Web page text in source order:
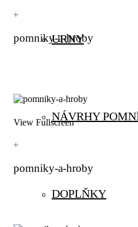
URNY
NÁVRHY
DOPLŇKY
pomniky-a-hroby
View Fullscreen
pomniky-a-hroby